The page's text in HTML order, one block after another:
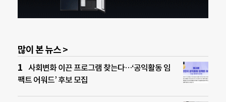
많이 본 뉴스 >
사회변화 이끈 프로그램 찾는다…‘공익활동 임
팩트 어워드’ 후보 모집